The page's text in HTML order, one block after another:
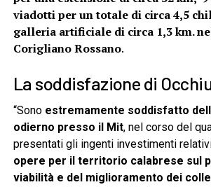
viadotti per un totale di circa 4,5
galleria artificiale di circa 1,3 km.
Corigliano Rossano.
La soddisfazione di
“Sonoestremamente soddisfatto
odierno presso il Mit, nel corso del
presentati gli ingenti investimenti
opere per il territorio calabrese sul
viabilità e del miglioramento dei